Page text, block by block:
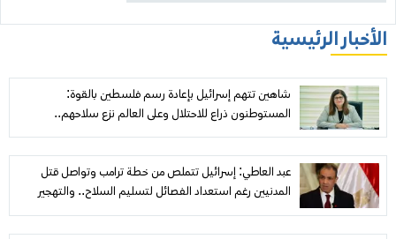
الأخبار الرئيسية
شاهين تتهم إسرائيل بإعادة رسم فلسطين بالقوة:
المستوطنون ذراع للاحتلال وعلى العالم نزع سلاحهم..
و«مجلس السلام» عاجز أمام نزيف غزة
عبد العاطي: إسرائيل تتملص من خطة ترامب وتواصل قتل
المدنيين رغم استعداد الفصائل لتسليم السلاح.. والتهجير